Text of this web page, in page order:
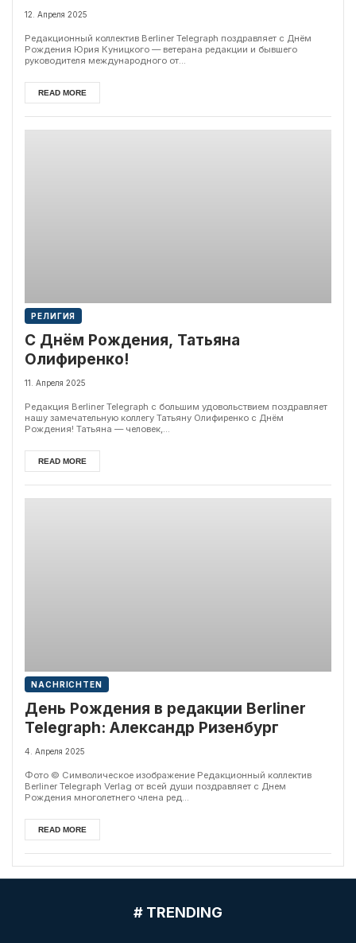
12. Апреля 2025
Редакционный коллектив Berliner Telegraph поздравляет с Днём
Рождения Юрия Куницкого — ветерана редакции и бывшего
руководителя международного от...
READ MORE
РЕЛИГИЯ
С Днём Рождения, Татьяна
Олифиренко!
11. Апреля 2025
Редакция Berliner Telegraph с большим удовольствием поздравляет
нашу замечательную коллегу Татьяну Олифиренко с Днём
Рождения! Татьяна — человек,...
READ MORE
NACHRICHTEN
День Рождения в редакции Berliner
Telegraph: Александр Ризенбург
4. Апреля 2025
Фото © Символическое изображение Редакционный коллектив
Berliner Telegraph Verlag от всей души поздравляет с Днем
Рождения многолетнего члена ред...
READ MORE
# TRENDING